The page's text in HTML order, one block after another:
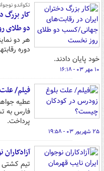
تکواندو
کار
دو طلای
هر دو
دوره
خود پایان دادند.
۱۰ مهر ۰۳ - ۱۶:۱۸
فیلم/
عطیه
فارس به
پرداخت.
۲۵ شهریور ۰۳ - ۱۹:۵۸